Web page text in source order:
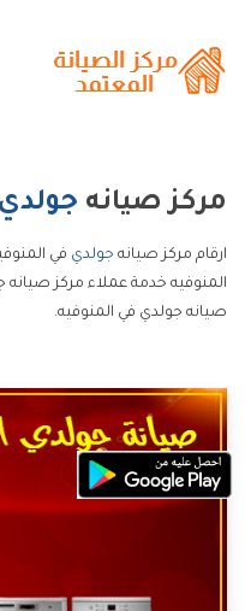
مركز صيانه جولدي
ارقام مركز صيانه جولدي في
المنوفيه خدمة عملاء مركز
صيانه جولدي في المنوفيه.